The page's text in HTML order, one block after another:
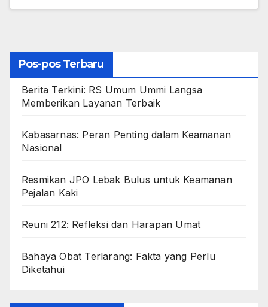
Pos-pos Terbaru
Berita Terkini: RS Umum Ummi Langsa
Memberikan Layanan Terbaik
Kabasarnas: Peran Penting dalam Keamanan
Nasional
Resmikan JPO Lebak Bulus untuk Keamanan
Pejalan Kaki
Reuni 212: Refleksi dan Harapan Umat
Bahaya Obat Terlarang: Fakta yang Perlu
Diketahui